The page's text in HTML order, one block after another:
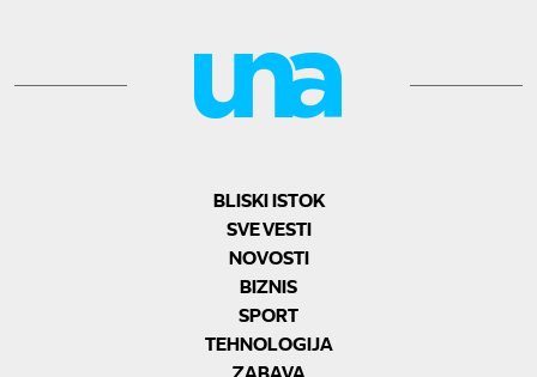
BLISKI ISTOK
SVE VESTI
NOVOSTI
BIZNIS
SPORT
TEHNOLOGIJA
ZABAVA